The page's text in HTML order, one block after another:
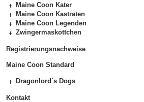
Maine Coon Kater
Maine Coon Kastraten
Maine Coon Legenden
Zwingermaskottchen
Registrierungsnachweise
Maine Coon Standard
Dragonlord´s Dogs
Kontakt